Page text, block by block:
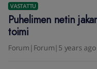
VASTATTU
Puhelimen netin
toimi
Forum|Forum|5 years ago